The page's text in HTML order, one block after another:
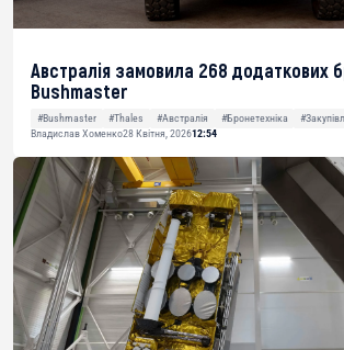
Австралія замовила 268 додаткових
Bushmaster
#Bushmaster #Thales #Австралія #Бронетехніка
Владислав Хоменко28 Квітня, 202612:54